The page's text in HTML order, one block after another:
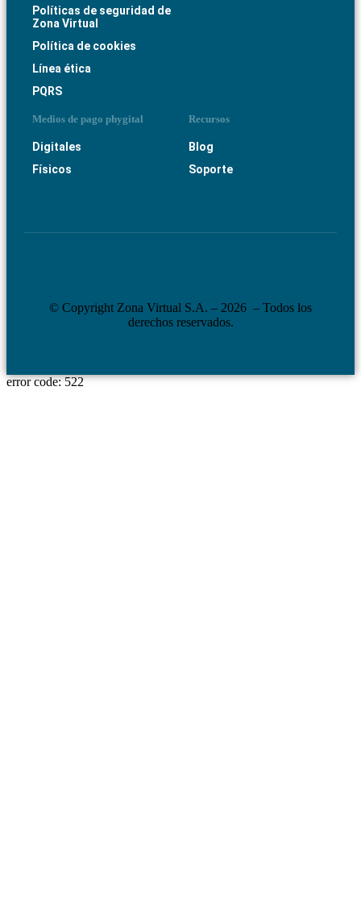
Políticas de seguridad de
Zona Virtual
Política de cookies
Línea ética
PQRS
Medios de pago phygital
Digitales
Físicos
Recursos
Blog
Soporte
© Copyright Zona Virtual S.A. – 2026 – Todos los
derechos reservados.
error code: 522